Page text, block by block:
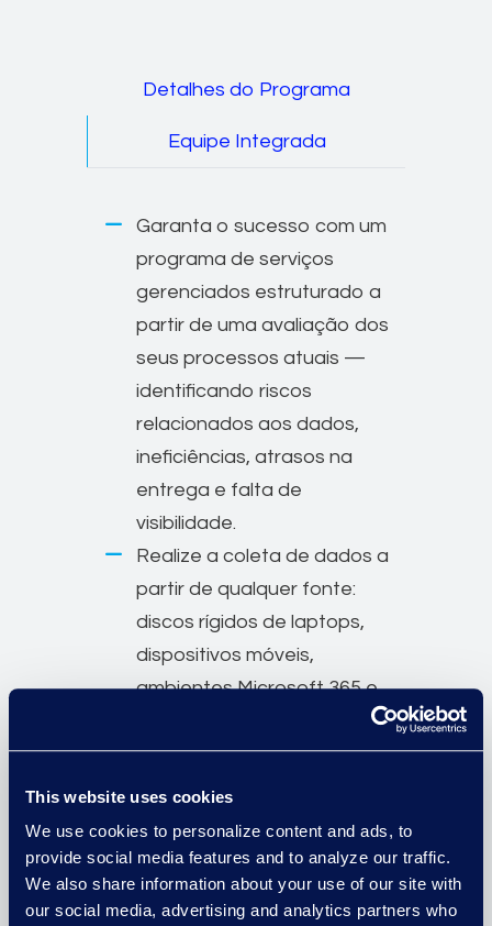
This website uses cookies
We use cookies to personalize content and ads, to
provide social media features and to analyze our traffic.
We also share information about your use of our site with
our social media, advertising and analytics partners who
Detalhes do Programa
Equipe Integrada
Garanta o sucesso com um
programa de serviços
gerenciados estruturado a
partir de uma avaliação dos
seus processos atuais —
identificando riscos
relacionados aos dados,
ineficiências, atrasos na
entrega e falta de
visibilidade.
Realize a coleta de dados a
partir de qualquer fonte:
discos rígidos de laptops,
dispositivos móveis,
ambientes Microsoft 365 e
servidores.
Reduza custos e aumente a
modelo de preços fixos para
os serviços gerenciados de
coleta e preservação de